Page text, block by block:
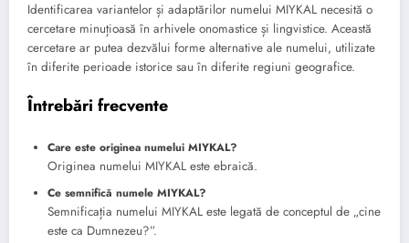
Identificarea variantelor și adaptărilor numelui MIYKAL necesită o
cercetare minuțioasă în arhivele onomastice și lingvistice. Această
cercetare ar putea dezvălui forme alternative ale numelui, utilizate
în diferite perioade istorice sau în diferite regiuni geografice.
Întrebări frecvente
Care este originea numelui MIYKAL?
Originea numelui MIYKAL este ebraică.
Ce semnifică numele MIYKAL?
Semnificația numelui MIYKAL este legată de conceptul de „cine
este ca Dumnezeu?”.